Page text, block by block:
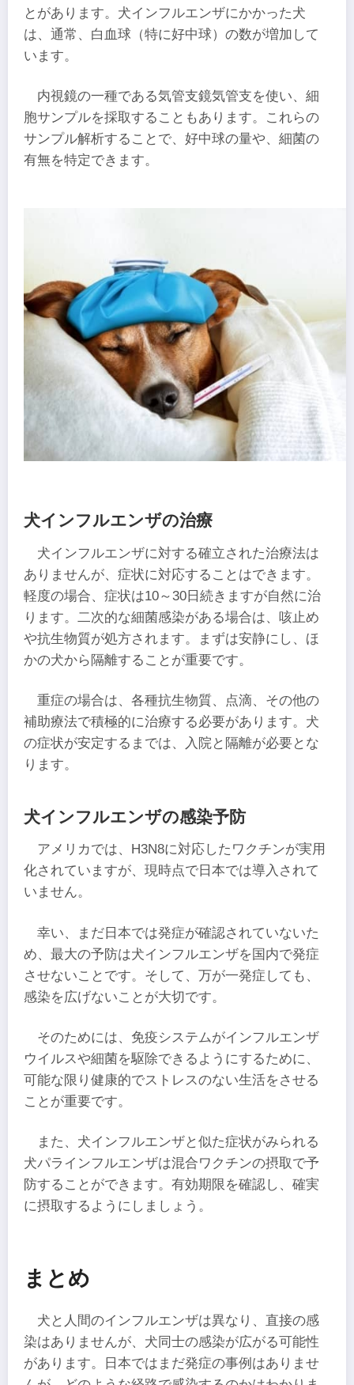
とがあります。犬インフルエンザにかかった犬
は、通常、白血球（特に好中球）の数が増加して
います。
内視鏡の一種である気管支鏡気管支を使い、細
胞サンプルを採取することもあります。これらの
サンプル解析することで、好中球の量や、細菌の
有無を特定できます。
犬インフルエンザの治療
犬インフルエンザに対する確立された治療法は
ありませんが、症状に対応することはできます。
軽度の場合、症状は10～30日続きますが自然に治
ります。二次的な細菌感染がある場合は、咳止め
や抗生物質が処方されます。まずは安静にし、ほ
かの犬から隔離することが重要です。
重症の場合は、各種抗生物質、点滴、その他の
補助療法で積極的に治療する必要があります。犬
の症状が安定するまでは、入院と隔離が必要とな
ります。
犬インフルエンザの感染予防
アメリカでは、H3N8に対応したワクチンが実用
化されていますが、現時点で日本では導入されて
いません。
幸い、まだ日本では発症が確認されていないた
め、最大の予防は犬インフルエンザを国内で発症
させないことです。そして、万が一発症しても、
感染を広げないことが大切です。
そのためには、免疫システムがインフルエンザ
ウイルスや細菌を駆除できるようにするために、
可能な限り健康的でストレスのない生活をさせる
ことが重要です。
また、犬インフルエンザと似た症状がみられる
犬パラインフルエンザは混合ワクチンの摂取で予
防することができます。有効期限を確認し、確実
に摂取するようにしましょう。
まとめ
犬と人間のインフルエンザは異なり、直接の感
染はありませんが、犬同士の感染が広がる可能性
があります。日本ではまだ発症の事例はありませ